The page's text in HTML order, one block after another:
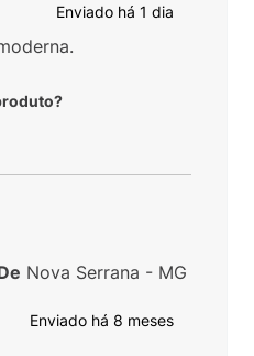
Enviado há 1 dia
Enviado há 8 meses
Nova Serrana - MG